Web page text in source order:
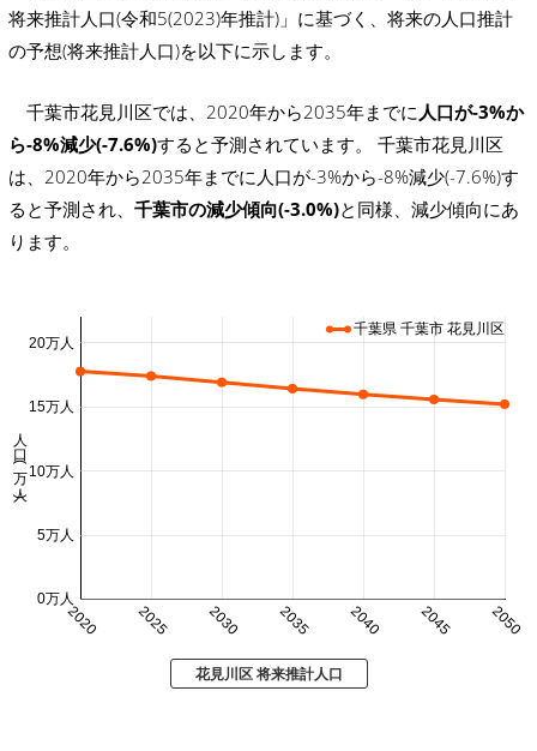
将来推計人口(令和5(2023)年推計)」に基づく、将来の人口推計
の予想(将来推計人口)を以下に示します。
千葉市花見川区では、2020年から2035年までに 人口が-3%か
ら-8%減少(-7.6%)すると予測されています。 千葉市花見川区
は、2020年から2035年までに人口が-3%から-8%減少(-7.6%)す
ると予測され、 千葉市の減少傾向(-3.0%)と同様、減少傾向にあ
ります。
2020 2025 2030 2035 2040 2045 2050
0万人
5万人
10万人
15万人
20万人
人口 (万人)
千葉県 千葉市 花見川区
花見川区 将来推計人口